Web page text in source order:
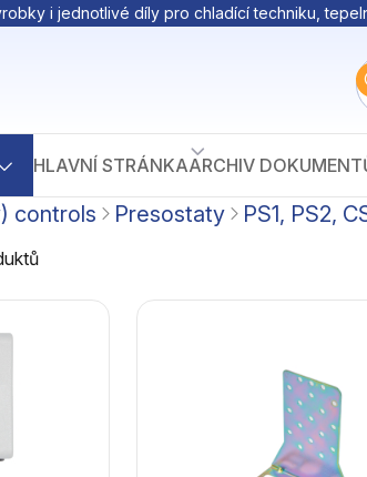
i jednotlivé díly pro chladící techniku,
HLAVNÍ STRÁNKAARCHIV
controls Presostaty PS1, PS2,